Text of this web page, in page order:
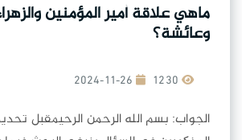
ماهي علاقة أمير المؤمنين
وعائشة؟
2024-11-26
الجواب: بسم الله الرحمن الرحيمقبل